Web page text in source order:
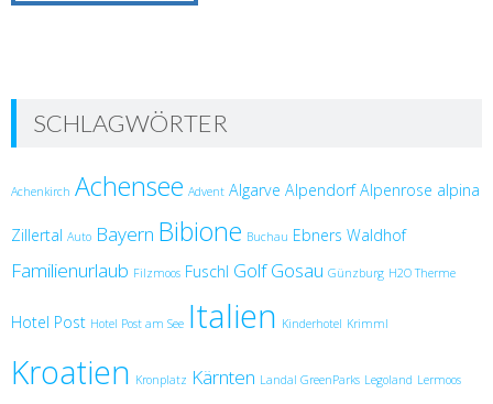
SCHLAGWÖRTER
Achenkirch Achensee Advent Algarve Alpendorf Alpenrose alpina
Zillertal Auto Bayern Bibione Buchau Ebners Waldhof
Familienurlaub Filzmoos Fuschl Golf Gosau Günzburg H2O Therme
Hotel Post Hotel Post am See Italien Kinderhotel Krimml
Kroatien Kronplatz Kärnten Landal GreenParks Legoland Lermoos